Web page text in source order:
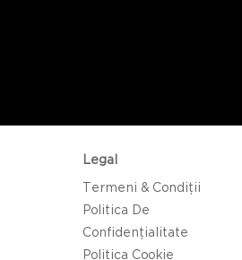
Legal
Termeni & Condiții
Politica De
Confidențialitate
Politica Cookie